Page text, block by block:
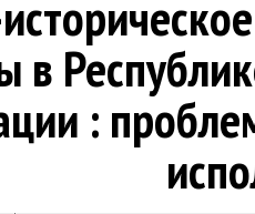
в
: